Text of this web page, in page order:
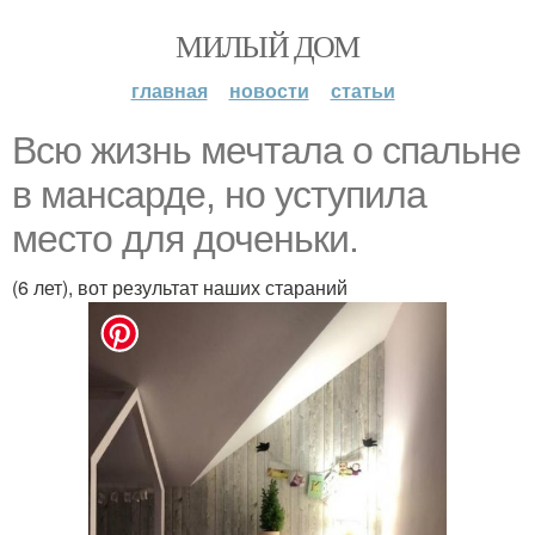
МИЛЫЙ ДОМ
главная новости статьи
Всю жизнь мечтала о спальне
в мансарде, но уступила
место для доченьки.
(6 лет), вот результат наших стараний